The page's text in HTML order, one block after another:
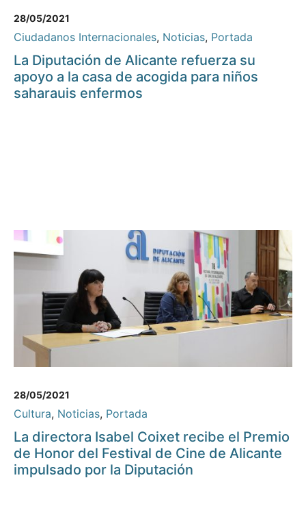
28/05/2021
Ciudadanos Internacionales, Noticias, Portada
La Diputación de Alicante refuerza su
apoyo a la casa de acogida para niños
saharauis enfermos
28/05/2021
Cultura, Noticias, Portada
La directora Isabel Coixet recibe el Premio
de Honor del Festival de Cine de Alicante
impulsado por la Diputación